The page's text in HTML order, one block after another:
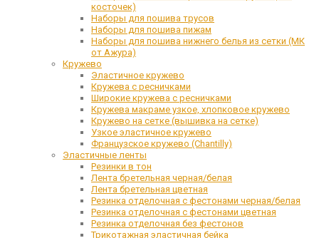
косточек)
Наборы для пошива трусов
Наборы для пошива пижам
Наборы для пошива нижнего белья из сетки (МК
от Ажура)
Кружево
Эластичное кружево
Кружева с ресничками
Широкие кружева с ресничками
Кружева макраме узкое, хлопковое кружево
Кружево на сетке (вышивка на сетке)
Узкое эластичное кружево
Французское кружево (Chantilly)
Эластичные ленты
Резинки в тон
Лента бретельная черная/белая
Лента бретельная цветная
Резинка отделочная с фестонами черная/белая
Резинка отделочная с фестонами цветная
Резинка отделочная без фестонов
Трикотажная эластичная бейка